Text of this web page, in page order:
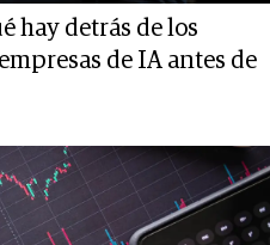
hay detrás de los
de IA antes de